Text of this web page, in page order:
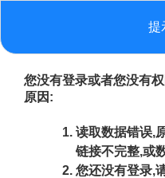
提
您没有登录或者您没有
原因:
读取数据错误,
链接不完整,或
您还没有登录,